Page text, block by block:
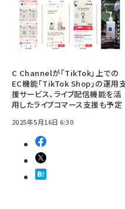
C Channelが「TikTok」上での
EC機能「TikTok Shop」の運用
援サービス、ライブ配信機能を活
用したライブコマース支援も予定
2025年5月16日 6:30